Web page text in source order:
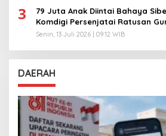
3
79 Juta Anak Diintai Bahaya
Komdigi Persenjatai Ratusan
Senin, 13 Juli 2026 | 09:12 WIB
DAERAH